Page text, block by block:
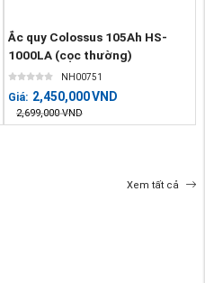
Ắc quy Colossus 105Ah HS-
1000LA (cọc thường)
NH00751
Giá: 2,450,000VND
2,699,000 VND
Xem tất cả